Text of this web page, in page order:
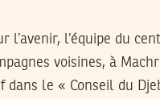
l’avenir, l’équipe du
voisines, à
dans le « Conseil du